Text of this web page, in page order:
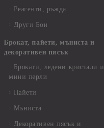
Реагенти, ръжда
Други Бои
Брокат, пайети, мъниста и
декоративен пясък
Брокати, ледени кристали и
мини перли
Пайети
Мъниста
Декоративен пясък и